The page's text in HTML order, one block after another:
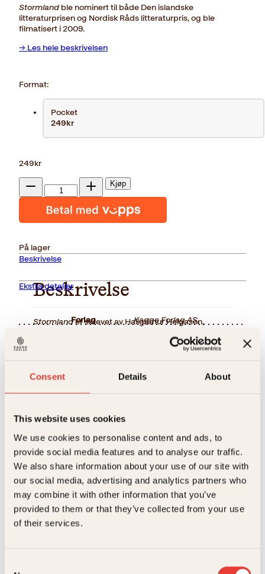
Consent Details About
This website uses cookies
We use cookies to personalise content and ads, to
provide social media features and to analyse our traffic.
We also share information about your use of our site with
our social media, advertising and analytics partners who
may combine it with other information that you’ve
provided to them or that they’ve collected from your use
of their services.
Stormland ble nominert til både Den islandske
litteraturprisen og Nordisk Råds litteraturpris, og ble
filmatisert i 2009.
→ Les hele beskrivelsen
Format:
Pocket
249kr
249kr
Reduser
mengden
Stormland
antall
Øk
mengden
Kjøp
På lager
Beskrivelse
Beskrivelse
Stormlander skrevet av Hallgrímur Helgason,
og utkom på originalspråket islandsk i 2005.
litteraturprisen og Nordisk Råds litteraturpris, og i
2009 ble den filmatisert. Med svart humor, skarp
samfunnssatire og flust av litterære referanser
rebell som er for smart for bygda, for sint for byen
roman om opprør, ensomhet og jakten på mening i
det moderne Island.
Ekstra detaljer
Forlag Kagge Forlag AS,
ISBN
Utgivelsesår
Utgivelsesdato 27 Jul 2026
I salg fra 27. Jul 2026
Bokformat Pocket
Antall sider 574
disse
Hallgrímur Helgason